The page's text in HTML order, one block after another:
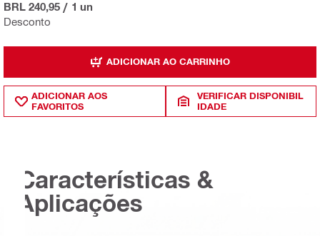
Desconto
BRL 240,95 / 1 un
ADICIONAR AO CARRINHO
ADICIONAR AOS
FAVORITOS
VERIFICAR DISPONIBIL
IDADE
Características &
Aplicações